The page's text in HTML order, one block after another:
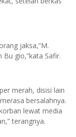
jaksa,”M.
Bu gio,”kata Safir.
merah, disisi lain
bersalahnya.
lewat media
terangnya.